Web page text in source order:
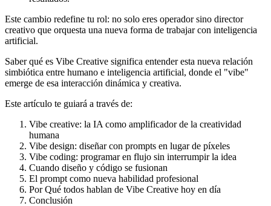
Este cambio redefine tu rol: no solo eres operador sino director
creativo que orquesta una nueva forma de trabajar con inteligencia
artificial.
Saber qué es Vibe Creative significa entender esta nueva relación
simbiótica entre humano e inteligencia artificial, donde el "vibe"
emerge de esa interacción dinámica y creativa.
Este artículo te guiará a través de:
Vibe creative: la IA como amplificador de la creatividad
humana
Vibe design: diseñar con prompts en lugar de píxeles
Vibe coding: programar en flujo sin interrumpir la idea
Cuando diseño y código se fusionan
El prompt como nueva habilidad profesional
Por Qué todos hablan de Vibe Creative hoy en día
Conclusión